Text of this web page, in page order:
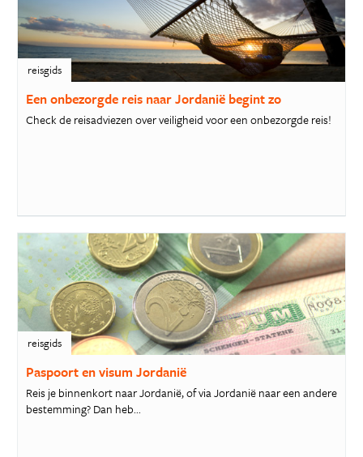
reisgids
Een onbezorgde reis naar Jordanië begint zo
Check de reisadviezen over veiligheid voor een onbezorgde reis!
reisgids
Paspoort en visum Jordanië
Reis je binnenkort naar Jordanië, of via Jordanië naar een andere
bestemming? Dan heb...